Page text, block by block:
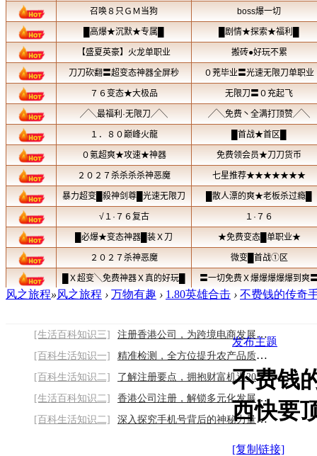
风之旅程»风之旅程 › 万物有趣 › 1.80英雄合击 › 不费钱的传奇
[生活百科知识三]
注册香港公司，为跨境电商发展赋能2026/8/6
[百科生活知识一]
精准检测，全方位提升农产品质量2026/8/6
[百科生活知识二]
了解注册要点，拥抱财富机遇2026/8/6
[生活百科知识二]
香港公司注册，解锁多元化发展新路径2026/8
[百科生活知识二]
深入探究手机号背后的神秘力量2026/8/6
发布主题
不费钱
西快要
[复制链接]